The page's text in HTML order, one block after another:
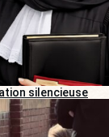
silencieuse